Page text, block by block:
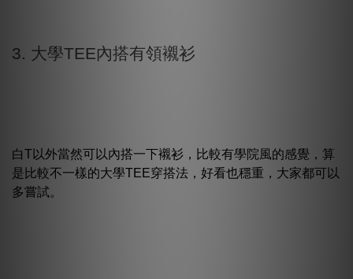
3. 大學TEE內搭有領襯衫
白T以外當然可以內搭一下襯衫，比較有學院風的感覺，算
是比較不一樣的大學TEE穿搭法，好看也穩重，大家都可以
多嘗試。